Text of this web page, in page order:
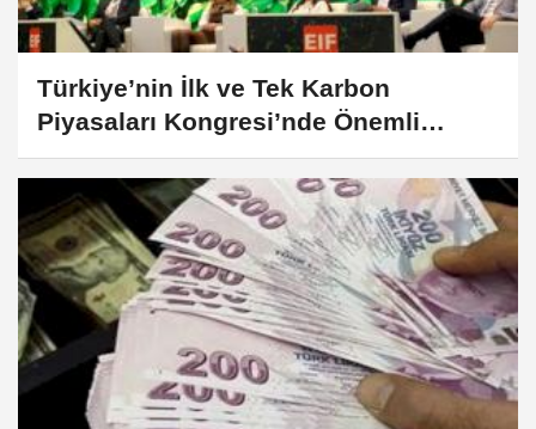
Türkiye’nin İlk ve Tek Karbon
Piyasaları Kongresi’nde Önemli
Açıklamalar